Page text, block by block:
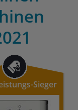
Sieger